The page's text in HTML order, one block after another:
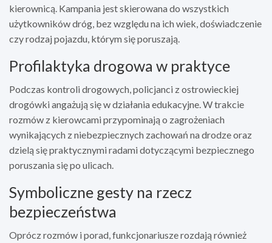
kierownicą. Kampania jest skierowana do wszystkich
użytkowników dróg, bez względu na ich wiek, doświadczenie
czy rodzaj pojazdu, którym się poruszają.
Profilaktyka drogowa w praktyce
Podczas kontroli drogowych, policjanci z ostrowieckiej
drogówki angażują się w działania edukacyjne. W trakcie
rozmów z kierowcami przypominają o zagrożeniach
wynikających z niebezpiecznych zachowań na drodze oraz
dzielą się praktycznymi radami dotyczącymi bezpiecznego
poruszania się po ulicach.
Symboliczne gesty na rzecz
bezpieczeństwa
Oprócz rozmów i porad, funkcjonariusze rozdają również